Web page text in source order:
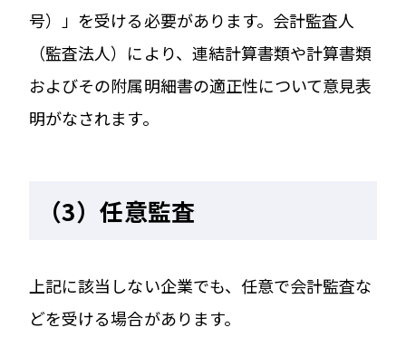
号）」を受ける必要があります。会計監査人
（監査法人）により、連結計算書類や計算書類
およびその附属明細書の適正性について意見表
明がなされます。
（3）任意監査
上記に該当しない企業でも、任意で会計監査な
どを受ける場合があります。